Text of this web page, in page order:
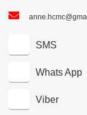
SMS
Whats App
Viber